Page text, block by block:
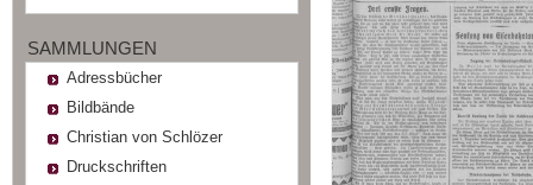
SAMMLUNGEN
Adressbücher
Bildbände
Christian von Schlözer
Druckschriften